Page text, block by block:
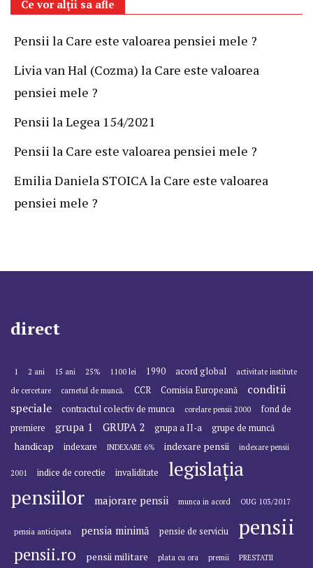
Ce vor alții sa afle
Pensii la Care este valoarea pensiei mele ?
Livia van Hal (Cozma) la Care este valoarea
pensiei mele ?
Pensii laLegea 154/2021
Pensii la Care este valoarea pensiei mele ?
Emilia Daniela STOICAla Care este valoarea
pensiei mele ?
direct
1 2 ani 15 ani 25% 1100 lei 1990 acord global
activitate institute
de cercetare
carnetul de muncă. CCR Comisia Europeană
conditii
speciale
contractul colectiv de munca corelare pensii 2000
fond de
premiere
grupa 1 GRUPA 2 grupa a II-a grupe de muncă
handicap indexare INDEXARE 6% indexare pensii indexare pensii
2001 indice de corectie invaliditate
legislația
pensiilor
majorare pensii munca in acord OUG 103/2017
pensia anticipata pensia minimă pensie de serviciu pensii
pensii.ro pensii militare plata cu ora premii
PRESTATII